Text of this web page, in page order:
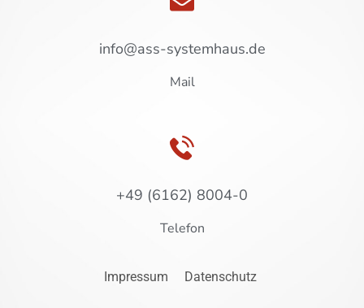
info@ass-systemhaus.de
Mail
+49 (6162) 8004-0
Telefon
Impressum Datenschutz